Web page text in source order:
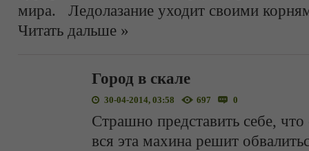
мира. Ледолазание уходит своими
Читать дальше »
Город в скале
30-04-2014, 03:58 697 0
Страшно представить себе, что
вся эта махина решит